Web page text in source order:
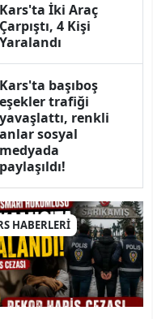
Kars'ta İki Araç
Çarpıştı, 4 Kişi
Yaralandı
Kars'ta başıboş
eşekler trafiği
yavaşlattı, renkli
anlar sosyal
medyada
paylaşıldı!
HABERLERİ